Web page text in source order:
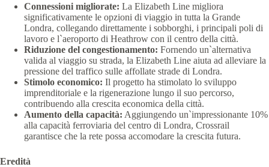
Connessioni migliorate: La Elizabeth Line migliora
significativamente le opzioni di viaggio in tutta la Grande
Londra, collegando direttamente i sobborghi, i principali poli di
lavoro e l`aeroporto di Heathrow con il centro della città.
Riduzione del congestionamento: Fornendo un`alternativa
valida al viaggio su strada, la Elizabeth Line aiuta ad alleviare la
pressione del traffico sulle affollate strade di Londra.
Stimolo economico: Il progetto ha stimolato lo sviluppo
imprenditoriale e la rigenerazione lungo il suo percorso,
contribuendo alla crescita economica della città.
Aumento della capacità: Aggiungendo un`impressionante 10%
alla capacità ferroviaria del centro di Londra, Crossrail
garantisce che la rete possa accomodare la crescita futura.
Eredità